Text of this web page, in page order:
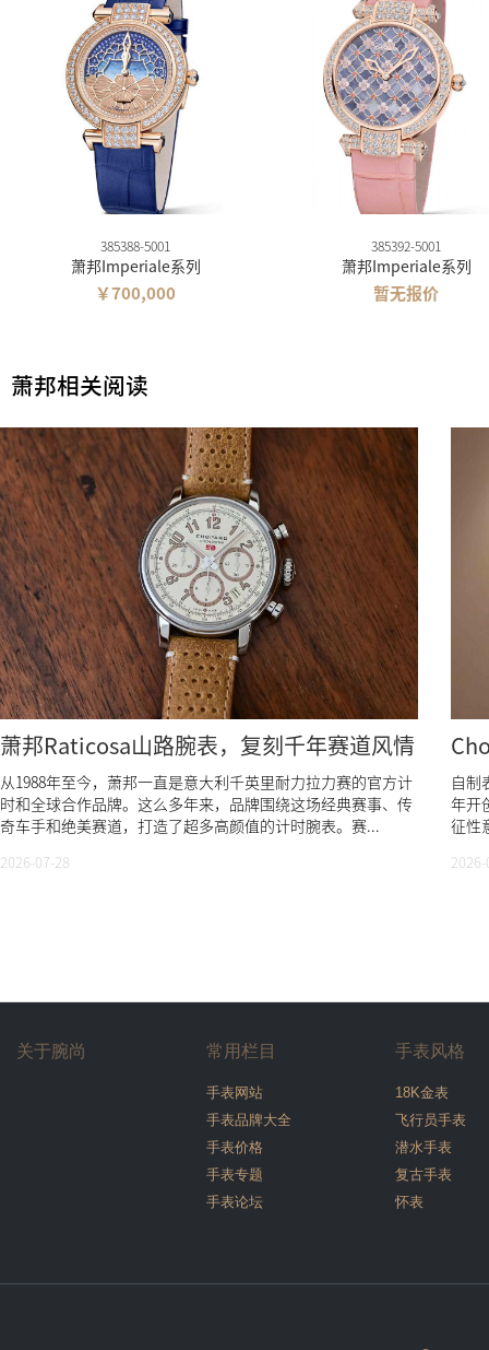
385388-5001
萧邦Imperiale系列
￥700,000
385392-5001
萧邦Imperiale系列
暂无报价
萧邦相关阅读
萧邦Raticosa山路腕表，复刻千年赛道风情
从1988年至今，萧邦一直是意大利千英里耐力拉力赛的官方计
时和全球合作品牌。这么多年来，品牌围绕这场经典赛事、传
奇车手和绝美赛道，打造了超多高颜值的计时腕表。赛...
2026-07-28
自制
年开
征性
关于腕尚 常用栏目
手表网站
手表品牌大全
手表价格
手表专题
手表论坛
手表风格
18K金表
飞行员手表
潜水手表
复古手表
怀表